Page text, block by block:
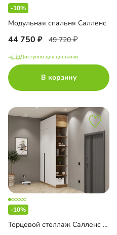
-10%
Модульная спальня Салленс
44 750 49 720
Доступно для доставки
В корзину
-10%
Торцевой стеллаж Салленс с полками и антресолью